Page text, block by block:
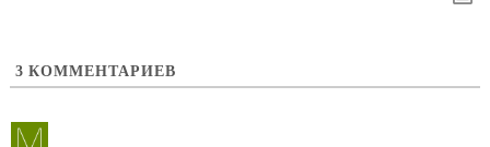
3 КОММЕНТАРИЕВ